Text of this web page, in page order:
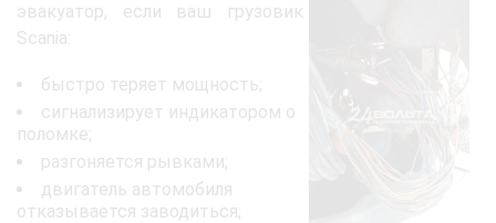
эвакуатор, если ваш грузовик
Scania:
быстро теряет мощность;
сигнализирует индикатором о
поломке;
разгоняется рывками;
двигатель автомобиля
отказывается заводиться;